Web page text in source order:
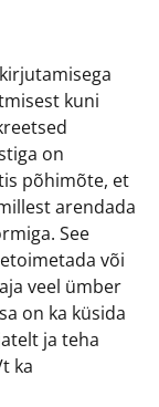
kuni
on
põhimõte, et
arendada
See
või
veel ümber
on ka küsida
ja teha
ka